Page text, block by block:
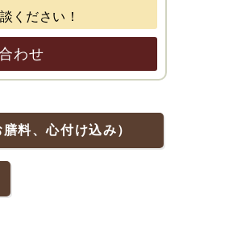
ください！
わせ
料、心付け込み）